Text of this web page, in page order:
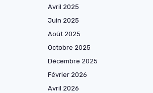
Avril 2025
Juin 2025
Août 2025
Octobre 2025
Décembre 2025
Février 2026
Avril 2026